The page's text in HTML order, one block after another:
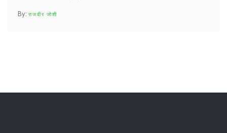
राजवीर जोशी